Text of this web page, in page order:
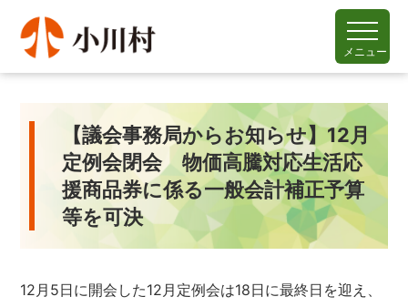
メニュー
【議会事務局からお知らせ】12月
定例会閉会 物価高騰対応生活応
援商品券に係る一般会計補正予算
等を可決
12月5日に開会した12月定例会は18日に最終日を迎え、